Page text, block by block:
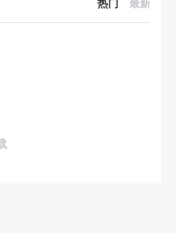
热门 最新